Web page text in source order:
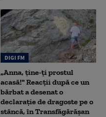
DIGI FM
„Anna, ţine-ţi prostul
acasă!" Reacţii după ce un
bărbat a desenat o
declaraţie de dragoste pe o
stâncă, în Transfăgărăşan